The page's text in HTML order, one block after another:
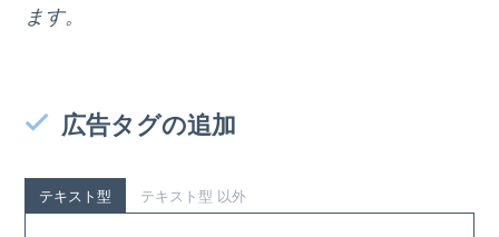
ます。
広告タグの追加
テキスト型 テキスト型 以外